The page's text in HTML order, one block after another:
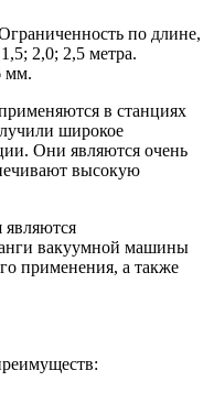
по длине,
2,0; 2,5 метра.
мм.
в станциях
широкое
Они являются очень
высокую
являются
вакуумной машины
применения, а также